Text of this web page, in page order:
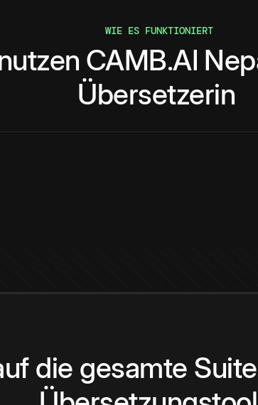
WIE ES FUNKTIONIERT
CAMB.AI
Übersetzerin
die gesamte